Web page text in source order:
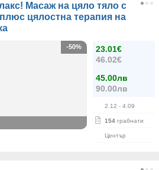
Масаж на цяло тяло с
цялостна терапия на
23.01€
46.02€
45.00лв
90.00лв
2.12 - 4.09
154 грабнати
Център
-50%